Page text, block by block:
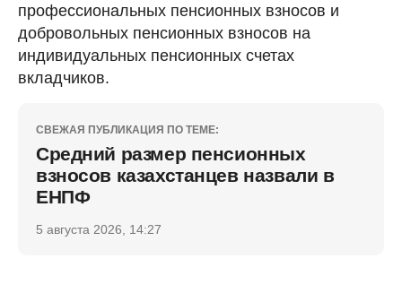
профессиональных пенсионных взносов и
добровольных пенсионных взносов на
индивидуальных пенсионных счетах
вкладчиков.
СВЕЖАЯ ПУБЛИКАЦИЯ ПО ТЕМЕ:
Средний размер пенсионных
взносов казахстанцев назвали в
ЕНПФ
5 августа 2026, 14:27